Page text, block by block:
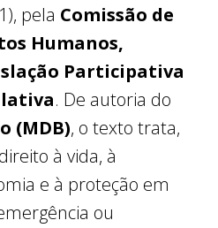
pela Comissão de
Humanos,
Participativa
. De autoria do
(MDB), o texto trata,
à vida, à
e à proteção em
ou